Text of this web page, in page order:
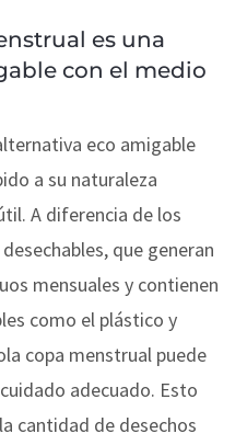
es una
con el medio
eco amigable
a su naturaleza
A diferencia de los
que generan
mensuales y contienen
como el plástico y
copa menstrual puede
adecuado. Esto
cantidad de desechos